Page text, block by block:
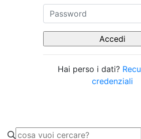
Hai perso i dati?
credenziali